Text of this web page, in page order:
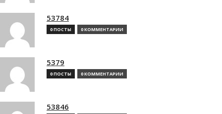
53784
0 ПОСТЫ 0 КОММЕНТАРИИ
5379
0 ПОСТЫ 0 КОММЕНТАРИИ
53846